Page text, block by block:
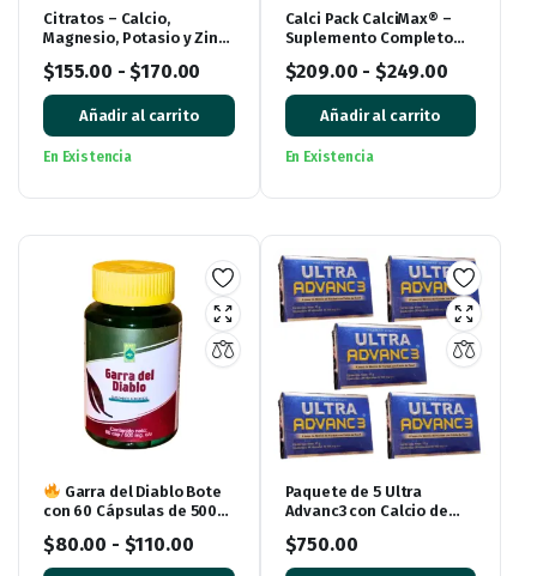
Citratos – Calcio,
Magnesio, Potasio y Zinc
Frutos Rojos (250 g)
$155.00 - $170.00
Añadir al carrito
En Existencia
Calci Pack CalciMax® –
Suplemento Completo
Articulaciones (15
Sobres)
$209.00 - $249.00
Añadir al carrito
En Existencia
Garra del Diablo Bote
con 60 Cápsulas de 500
$80.00 - $110.00
Paquete de 5 Ultra
Advanc3 con Calcio de
Monterrey y Envíos a
Todo México
$750.00